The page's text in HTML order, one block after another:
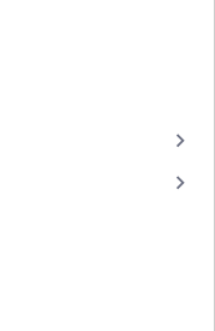
keyboard_arrow_right
keyboard_arrow_right